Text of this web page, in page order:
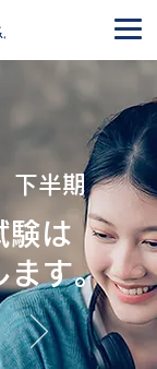
下半期
験は
ます。